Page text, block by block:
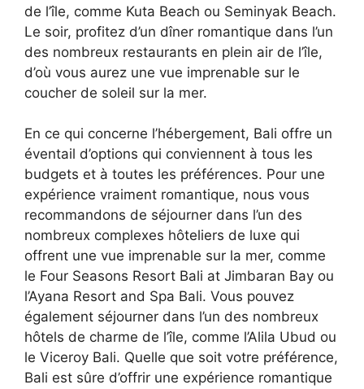
de l’île, comme Kuta Beach ou Seminyak Beach.
Le soir, profitez d’un dîner romantique dans l’un
des nombreux restaurants en plein air de l’île,
d’où vous aurez une vue imprenable sur le
coucher de soleil sur la mer.
En ce qui concerne l’hébergement, Bali offre un
éventail d’options qui conviennent à tous les
budgets et à toutes les préférences. Pour une
expérience vraiment romantique, nous vous
recommandons de séjourner dans l’un des
nombreux complexes hôteliers de luxe qui
offrent une vue imprenable sur la mer, comme
le Four Seasons Resort Bali at Jimbaran Bay ou
l’Ayana Resort and Spa Bali. Vous pouvez
également séjourner dans l’un des nombreux
hôtels de charme de l’île, comme l’Alila Ubud ou
le Viceroy Bali. Quelle que soit votre préférence,
Bali est sûre d’offrir une expérience romantique